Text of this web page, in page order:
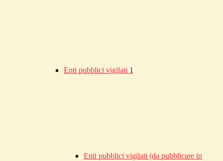
Enti pubblici vigilati 1
Enti pubblici vigilati (da pubblicare in